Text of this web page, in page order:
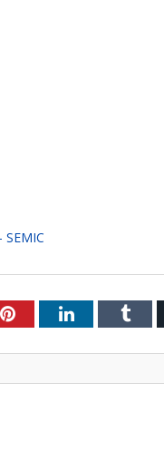
PinterestLinkedIn